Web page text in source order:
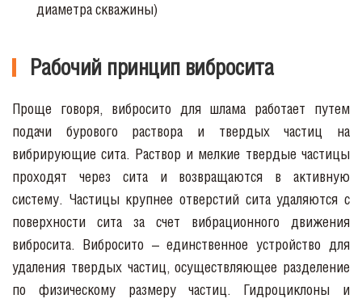
диаметра скважины)
Рабочий принцип вибросита
Проще говоря, вибросито для шлама работает путем
подачи бурового раствора и твердых частиц на
вибрирующие сита. Раствор и мелкие твердые частицы
проходят через сита и возвращаются в активную
систему. Частицы крупнее отверстий сита удаляются с
поверхности сита за счет вибрационного движения
вибросита. Вибросито – единственное устройство для
удаления твердых частиц, осуществляющее разделение
по физическому размеру частиц. Гидроциклоны и